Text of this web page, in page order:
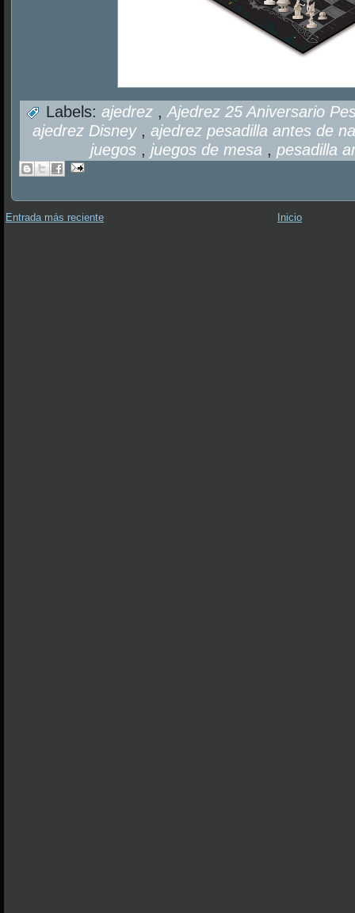
Labels: ajedrez , Ajedrez 25 Aniversario
ajedrez Disney , ajedrez pesadilla antes de
juegos , juegos de mesa , pesadilla
Entrada más reciente Inicio